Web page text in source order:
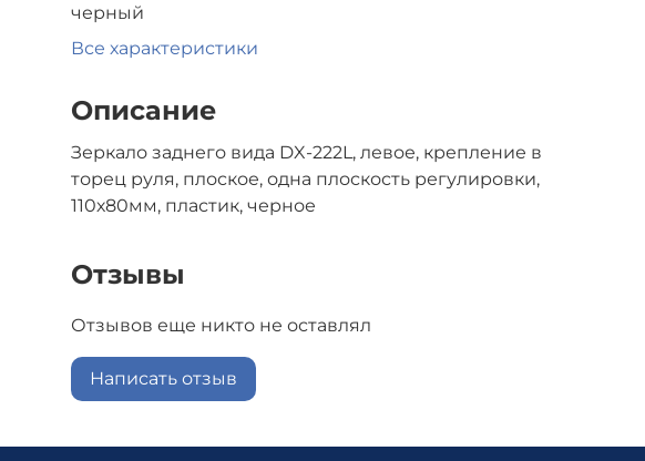
черный
Все характеристики
Описание
Зеркало заднего вида DX-222L, левое, крепление в
торец руля, плоское, одна плоскость регулировки,
110х80мм, пластик, черное
Отзывы
Отзывов еще никто не оставлял
Написать отзыв